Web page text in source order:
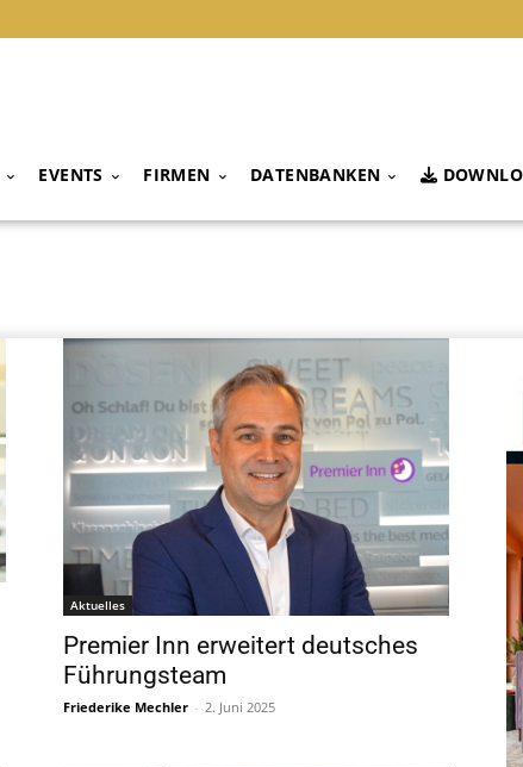
EVENTS FIRMEN DATENBANKEN
Aktuelles
Premier Inn erweitert deutsches
Führungsteam
Friederike Mechler - 2. Juni 2025